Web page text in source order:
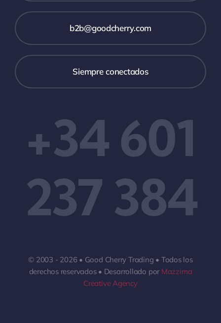
b2b@goodcherry.com
Siempre conectados
+34 601
237 384
© 2003 - 2026 • Good Cherry Trading • Todos los
derechos reservados • Desarrollado por Mazzima
Creative Agency